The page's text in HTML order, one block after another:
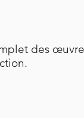
des